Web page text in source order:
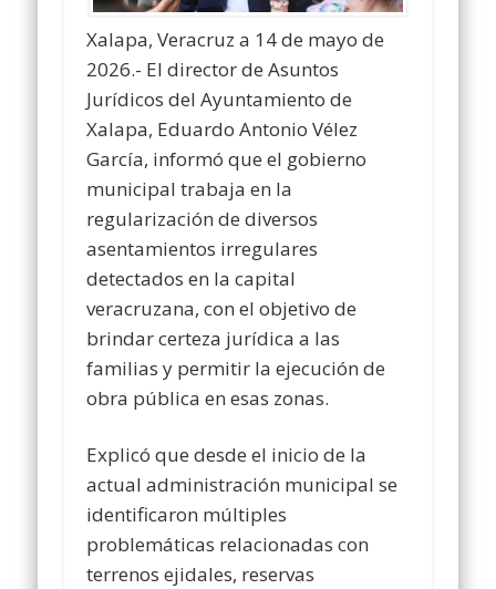
Xalapa, Veracruz a 14 de mayo de
2026.- El director de Asuntos
Jurídicos del Ayuntamiento de
Xalapa, Eduardo Antonio Vélez
García, informó que el gobierno
municipal trabaja en la
regularización de diversos
asentamientos irregulares
detectados en la capital
veracruzana, con el objetivo de
brindar certeza jurídica a las
familias y permitir la ejecución de
obra pública en esas zonas.
Explicó que desde el inicio de la
actual administración municipal se
identificaron múltiples
problemáticas relacionadas con
terrenos ejidales, reservas